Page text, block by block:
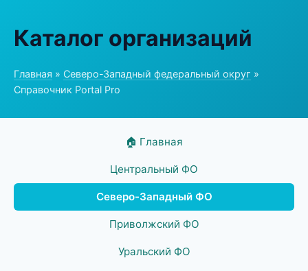
Каталог организаций
Главная » Северо-Западный федеральный округ »
Справочник Portal Pro
🏠 Главная
Центральный ФО
Северо-Западный ФО
Приволжский ФО
Уральский ФО